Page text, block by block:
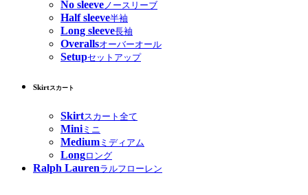
No sleeve ノースリーブ
Half sleeve半袖
Long sleeve長袖
Overallsオーバーオール
Setupセットアップ
Skirtスカート
Skirtスカート全て
Miniミニ
Medium ミディアム
Longロング
Ralph Laurenラルフローレン